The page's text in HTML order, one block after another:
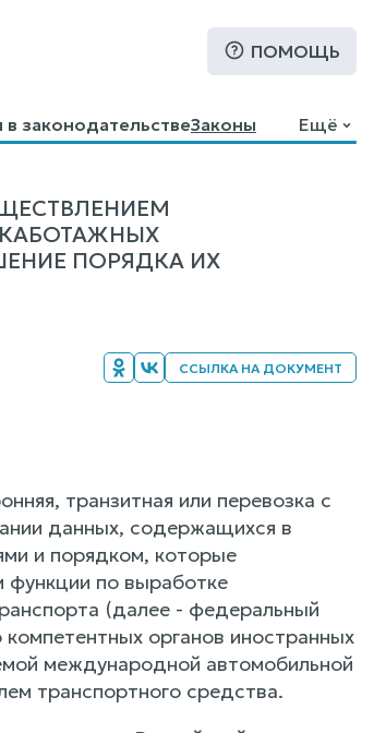
ПОМОЩЬ
законодательствеЗаконы
Ещё
ПОРЯДКА ИХ
ССЫЛКА НА ДОКУМЕНТ
транзитная или перевозка с
данных, содержащихся в
и порядком, которые
по выработке
(далее - федеральный
органов иностранных
международной автомобильной
транспортного средства.